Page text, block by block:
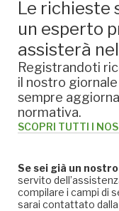
Le richieste
un esperto
assisterà
Registrandoti
il nostro giornale
sempre
normativa.
SCOPRI TUTTI I
Se sei già un
servito
compilare i campi di
sarai contattato